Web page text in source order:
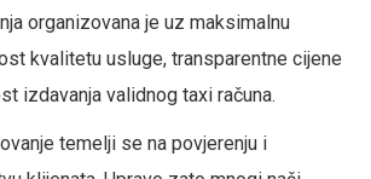
organizovana je uz maksimalnu
kvalitetu usluge, transparentne cijene
izdavanja validnog taxi računa.
temelji se na povjerenju i